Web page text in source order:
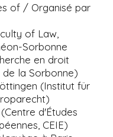
of/ Organisé par
of Law,
Sorbonne
en droit
la Sorbonne)
(Institut für
d'Études
CEIE)